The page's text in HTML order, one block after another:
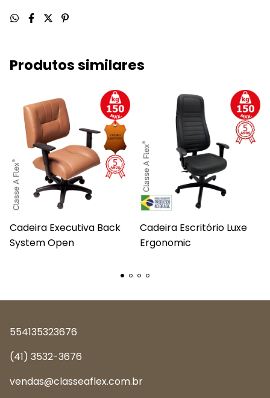
Produtos similares
Cadeira Executiva Back
System Open
Cadeira Escritório Luxe
Ergonomic
554135323676
(41) 3532-3676
vendas@classeaflex.com.br